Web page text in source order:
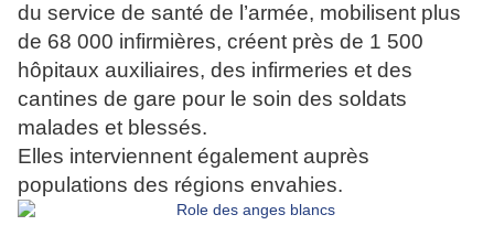
du service de santé de l’armée, mobilisent plus
de 68 000 infirmières, créent près de 1 500
hôpitaux auxiliaires, des infirmeries et des
cantines de gare pour le soin des soldats
malades et blessés.
Elles interviennent également auprès
populations des régions envahies.